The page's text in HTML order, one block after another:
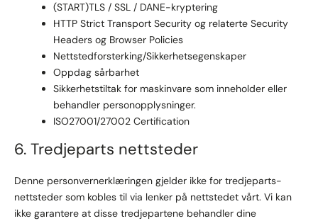
(START)TLS / SSL / DANE-kryptering
HTTP Strict Transport Security og relaterte Security
Headers og Browser Policies
Nettstedforsterking/Sikkerhetsegenskaper
Oppdag sårbarhet
Sikkerhetstiltak for maskinvare som inneholder eller
behandler personopplysninger.
ISO27001/27002 Certification
6. Tredjeparts nettsteder
Denne personvernerklæringen gjelder ikke for tredjeparts-
nettsteder som kobles til via lenker på nettstedet vårt. Vi kan
ikke garantere at disse tredjepartene behandler dine